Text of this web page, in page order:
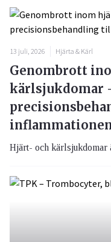
13 juli, 2026 Hjärta & Kärl
Genombrott
kärlsjukdomar
Hjärt- och kärlsjukdomar